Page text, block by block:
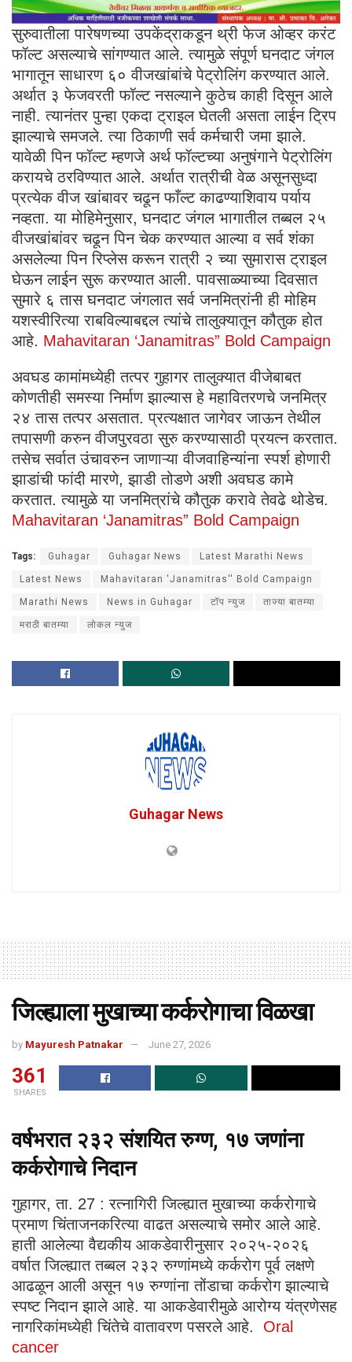
सुरुवातीला पारेषणच्या उपकेंद्राकडून थ्री फेज ओव्हर करंट
फॉल्ट असल्याचे सांगण्यात आले. त्यामुळे संपूर्ण घनदाट जंगल
भागातून साधारण ६० वीजखांबांचे पेट्रोलिंग करण्यात आले.
अर्थात ३ फेजवरती फॉल्ट नसल्याने कुठेच काही दिसून आले
नाही. त्यानंतर पुन्हा एकदा ट्राइल घेतली असता लाईन ट्रिप
झाल्याचे समजले. त्या ठिकाणी सर्व कर्मचारी जमा झाले.
यावेळी पिन फॉल्ट म्हणजे अर्थ फॉल्टच्या अनुषंगाने पेट्रोलिंग
करायचे ठरविण्यात आले. अर्थात रात्रीची वेळ असूनसुध्दा
प्रत्येक वीज खांबावर चढून फाँल्ट काढण्याशिवाय पर्याय
नव्हता. या मोहिमेनुसार, घनदाट जंगल भागातील तब्बल २५
वीजखांबांवर चढून पिन चेक करण्यात आल्या व सर्व शंका
असलेल्या पिन रिप्लेस करून रात्री २ च्या सुमारास ट्राइल
घेऊन लाईन सुरू करण्यात आली. पावसाळ्याच्या दिवसात
सुमारे ६ तास घनदाट जंगलात सर्व जनमित्रांनी ही मोहिम
यशस्वीरित्या राबविल्याबद्दल त्यांचे तालुक्यातून कौतुक होत
आहे. Mahavitaran ‘Janamitras” Bold Campaign
अवघड कामांमध्येही तत्पर गुहागर तालुक्यात वीजेबाबत
कोणतीही समस्या निर्माण झाल्यास हे महावितरणचे जनमित्र
२४ तास तत्पर असतात. प्रत्यक्षात जागेवर जाऊन तेथील
तपासणी करुन वीजपुरवठा सुरु करण्यासाठी प्रयत्न करतात.
तसेच सर्वात उंचावरुन जाणाऱ्या वीजवाहिन्यांना स्पर्श होणारी
झाडांची फांदी मारणे, झाडी तोडणे अशी अवघड कामे
करतात. त्यामुळे या जनमित्रांचे कौतुक करावे तेवढे थोडेच.
Mahavitaran ‘Janamitras” Bold Campaign
Tags: Guhagar Guhagar News Latest Marathi News
Latest News Mahavitaran 'Janamitras'' Bold Campaign
Marathi News News in Guhagar टॉप न्युज ताज्या बातम्या
मराठी बातम्या लोकल न्युज
Guhagar News
जिल्ह्याला मुखाच्या कर्करोगाचा विळखा
by Mayuresh Patnakar June 27, 2026
361
SHARES
वर्षभरात २३२ संशयित रुग्ण, १७ जणांना
कर्करोगाचे निदान
गुहागर, ता. 27 : रत्नागिरी जिल्ह्यात मुखाच्या कर्करोगाचे
प्रमाण चिंताजनकरित्या वाढत असल्याचे समोर आले आहे.
हाती आलेल्या वैद्यकीय आकडेवारीनुसार २०२५-२०२६
वर्षात जिल्ह्यात तब्बल २३२ रुग्णांमध्ये कर्करोग पूर्व लक्षणे
आढळून आली असून १७ रुग्णांना तोंडाचा कर्करोग झाल्याचे
स्पष्ट निदान झाले आहे. या आकडेवारीमुळे आरोग्य यंत्रणेसह
नागरिकांमध्येही चिंतेचे वातावरण पसरले आहे. Oral
cancer